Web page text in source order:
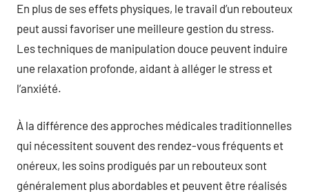
En plus de ses effets physiques, le travail d’un rebouteux
peut aussi favoriser une meilleure gestion du stress.
Les techniques de manipulation douce peuvent induire
une relaxation profonde, aidant à alléger le stress et
l’anxiété.
À la différence des approches médicales traditionnelles
qui nécessitent souvent des rendez-vous fréquents et
onéreux, les soins prodigués par un rebouteux sont
généralement plus abordables et peuvent être réalisés